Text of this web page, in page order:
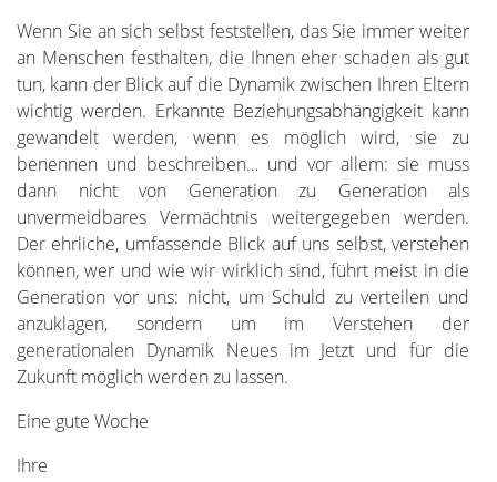
Wenn Sie an sich selbst feststellen, das Sie immer weiter
an Menschen festhalten, die Ihnen eher schaden als gut
tun, kann der Blick auf die Dynamik zwischen Ihren Eltern
wichtig werden. Erkannte Beziehungsabhängigkeit kann
gewandelt werden, wenn es möglich wird, sie zu
benennen und beschreiben… und vor allem: sie muss
dann nicht von Generation zu Generation als
unvermeidbares Vermächtnis weitergegeben werden.
Der ehrliche, umfassende Blick auf uns selbst, verstehen
können, wer und wie wir wirklich sind, führt meist in die
Generation vor uns: nicht, um Schuld zu verteilen und
anzuklagen, sondern um im Verstehen der
generationalen Dynamik Neues im Jetzt und für die
Zukunft möglich werden zu lassen.
Eine gute Woche
Ihre